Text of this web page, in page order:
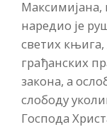
Максимијана,
наредио је
светих
грађанских
закона, а
слободу
Господа